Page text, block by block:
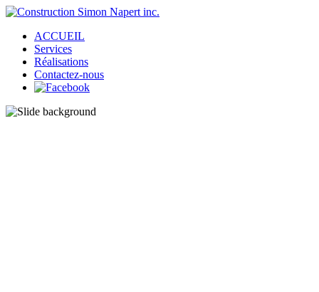
ACCUEIL
Services
Réalisations
Contactez-nous